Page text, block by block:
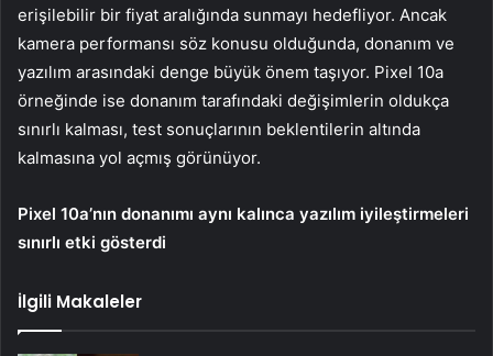
erişilebilir bir fiyat aralığında sunmayı hedefliyor. Ancak
kamera performansı söz konusu olduğunda, donanım ve
yazılım arasındaki denge büyük önem taşıyor. Pixel 10a
örneğinde ise donanım tarafındaki değişimlerin oldukça
sınırlı kalması, test sonuçlarının beklentilerin altında
kalmasına yol açmış görünüyor.
Pixel 10a’nın donanımı aynı kalınca yazılım iyileştirmeleri
sınırlı etki gösterdi
İlgili Makaleler